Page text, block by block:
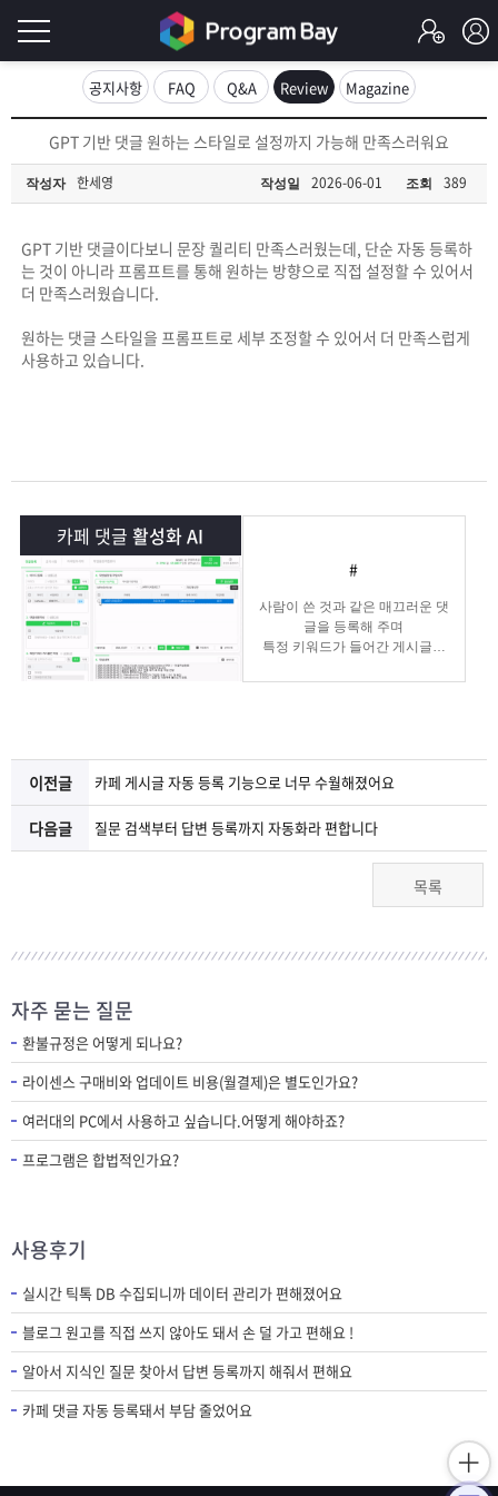
그
인
필
요
합
로
인
Q&A
로
베
이
는?
프
램
구
매
프
로
그
춤
상
품
의
고
객
센
마
이
이
파
너
공지사항 FAQ Q&A Review Magazine
GPT 기반 댓글 원하는 스타일로 설정까지 가능해 만족스러워요
작성자 한세영 작성일 2026-06-01 조회 389
GPT 기반 댓글이다보니 문장 퀄리티 만족스러웠는데, 단순 자동 등록하
는 것이 아니라 프롬프트를 통해 원하는 방향으로 직접 설정할 수 있어서
더 만족스러웠습니다.
원하는 댓글 스타일을 프롬프트로 세부 조정할 수 있어서 더 만족스럽게
사용하고 있습니다.
카페 댓글활성화 AI
#
사람이 쓴 것과 같은 매끄러운 댓
글을 등록해 주며
특정 키워드가 들어간 게시글에
이전글 카페 게시글 자동 등록 기능으로 너무 수월해졌어요
다음글 질문 검색부터 답변 등록까지 자동화라 편합니다
목록
자주 묻는 질문
환불규정은 어떻게 되나요?
라이센스 구매비와 업데이트 비용(월결제)은 별도인가요?
여러대의 PC에서 사용하고 싶습니다.어떻게 해야하죠?
프로그램은 합법적인가요?
사용후기
실시간 틱톡 DB 수집되니까 데이터 관리가 편해졌어요
블로그 원고를 직접 쓰지 않아도 돼서 손 덜 가고 편해요 !
알아서 지식인 질문 찾아서 답변 등록까지 해줘서 편해요
카페 댓글 자동 등록돼서 부담 줄었어요